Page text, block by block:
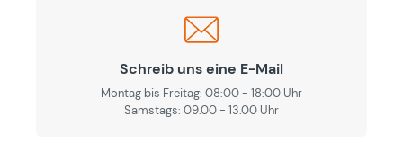
Schreib uns eine E-Mail
Montag bis Freitag: 08:00 - 18:00 Uhr
Samstags: 09.00 - 13.00 Uhr